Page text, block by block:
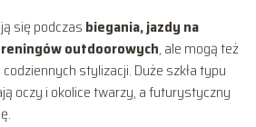
się podczas biegania, jazdy na
outdoorowych, ale mogą też
stylizacji. Duże szkła typu
oczy i okolice twarzy, a futurystyczny